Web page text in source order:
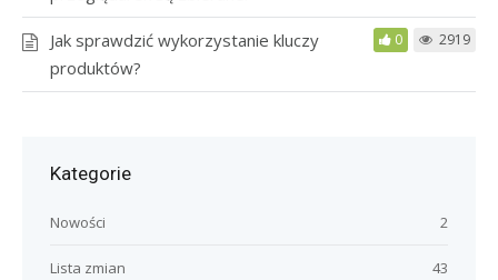
Jak sprawdzić wykorzystanie kluczy
produktów?
0 2919
Kategorie
2
Nowości
43
Lista zmian